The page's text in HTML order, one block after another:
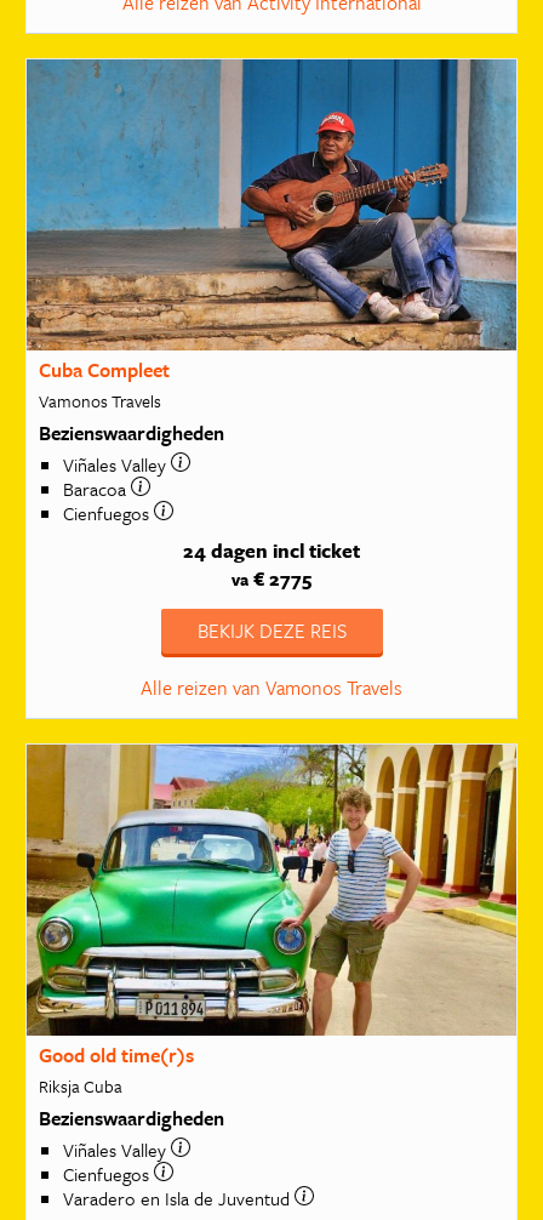
Cuba Compleet
Vamonos Travels
Bezienswaardigheden
Viñales Valley
Baracoa
Cienfuegos
24 dagen incl ticket
va € 2775
BEKIJK DEZE REIS
Alle reizen van Vamonos Travels
Good old time(r)s
Riksja Cuba
Bezienswaardigheden
Viñales Valley
Cienfuegos
Varadero en Isla de Juventud